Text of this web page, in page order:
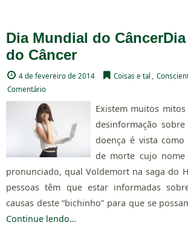
Dia Mundial do Câncer
do Câncer
4 de fevereiro de 2014 Coisas e tal ,
Comentário
Existem muitos
desinformação sobre
doença é vista como
de morte cujo
pronunciado, qual Voldemort na saga do
pessoas têm que estar informadas
causas deste “bichinho” para que se
Continue lendo…